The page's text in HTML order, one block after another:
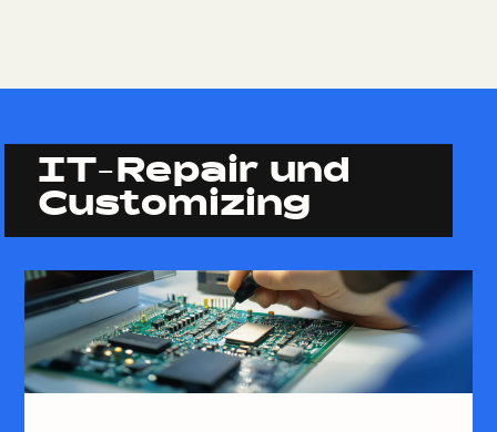
IT-Repair und
Customizing